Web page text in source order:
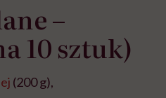
–
10 sztuk)
(200 g),